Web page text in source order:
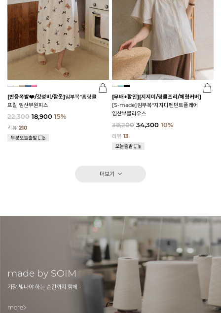
[반응폭발❤️/갓성비/잠옷]임부복*홈링클
프릴 임산부원피스
22,300 18,900 15%
리뷰 210
[무배+할인][지지미/링클프리/체형커버]
[S-made]임부복*지지미펜던트플레어
임산부블라우스
38,200 34,300 10%
리뷰 13
더보기
made by SOIM
가장 빛나야 하는 순간까지 함께 -
more